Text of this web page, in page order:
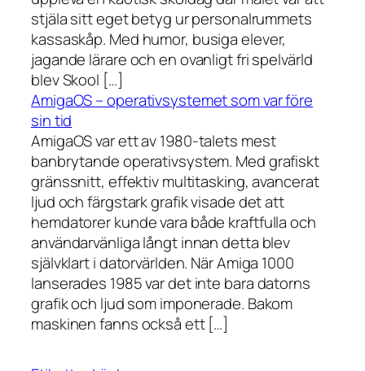
stjäla sitt eget betyg ur personalrummets
kassaskåp. Med humor, busiga elever,
jagande lärare och en ovanligt fri spelvärld
blev Skool […]
AmigaOS – operativsystemet som var före
sin tid
AmigaOS var ett av 1980-talets mest
banbrytande operativsystem. Med grafiskt
gränssnitt, effektiv multitasking, avancerat
ljud och färgstark grafik visade det att
hemdatorer kunde vara både kraftfulla och
användarvänliga långt innan detta blev
självklart i datorvärlden. När Amiga 1000
lanserades 1985 var det inte bara datorns
grafik och ljud som imponerade. Bakom
maskinen fanns också ett […]